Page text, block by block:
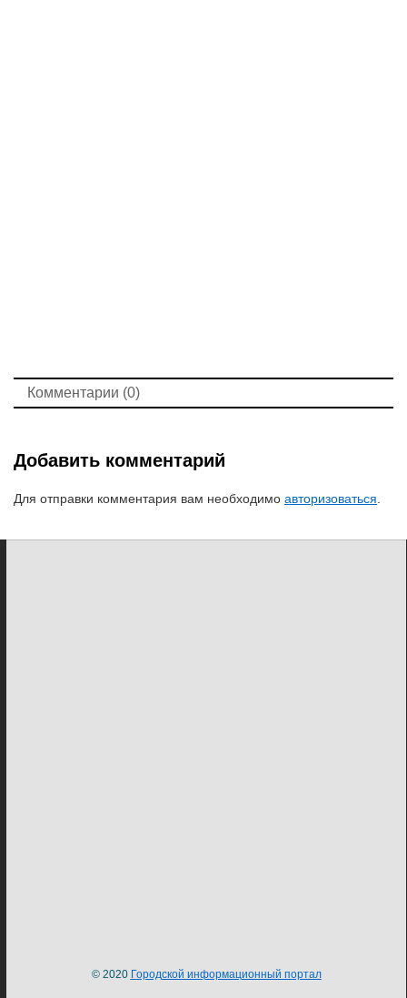
Комментарии (0)
Добавить комментарий
Для отправки комментария вам необходимо авторизоваться
© 2020 Городской информационный портал